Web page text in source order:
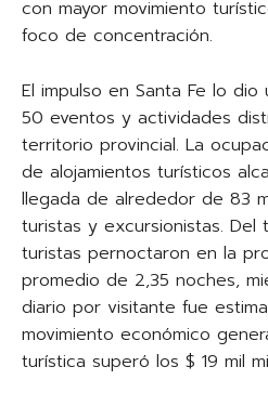
con mayor movimiento
foco de concentración.
El impulso en Santa Fe lo
50 eventos y actividades
territorio provincial. La
de alojamientos turísticos
llegada de alrededor de 83
turistas y excursionistas. Del
turistas pernoctaron en la
promedio de 2,35 noches,
diario por visitante fue
movimiento económico
turística superó los $ 19 mil